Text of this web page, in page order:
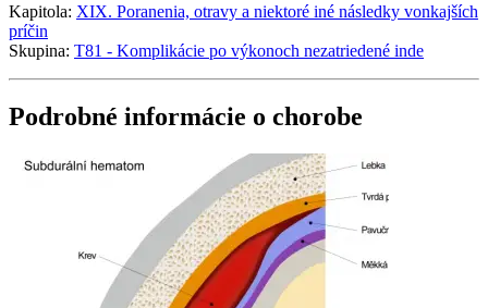
Kapitola: XIX. Poranenia, otravy a niektoré iné následky vonkajších
príčin
Skupina: T81 - Komplikácie po výkonoch nezatriedené inde
Podrobné informácie o chorobe